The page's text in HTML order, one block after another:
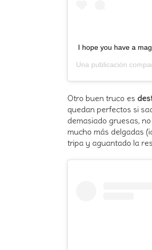
I hope you have a
Una publicación
Otro buen truco es
quedan perfectos si
demasiado gruesas,
mucho más delgadas
tripa y aguantado la